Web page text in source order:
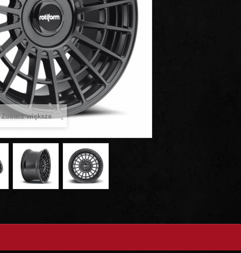
Zobacz większe